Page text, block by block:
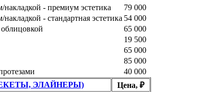
- премиум эстетика
79 000
- стандартная эстетика 54 000
65 000
19 500
65 000
85 000
40 000
ЭЛАЙНЕРЫ)
Цена, ₽